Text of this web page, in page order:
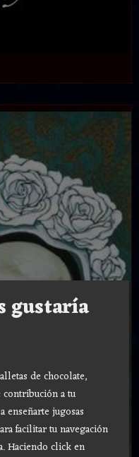
gustaría
de chocolate,
a tu
enseñarte jugosas
facilitar tu navegación
Haciendo click en